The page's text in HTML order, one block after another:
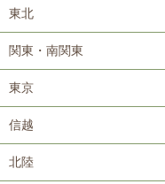
東北
関東・南関東
東京
信越
北陸